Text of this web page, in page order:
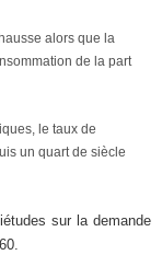
alors que la
de la part
le taux de
un quart de siècle
sur la demande